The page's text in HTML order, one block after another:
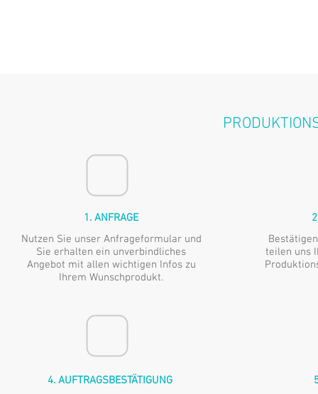
1. ANFRAGE
Nutzen Sie unser Anfrageformular und
Sie erhalten ein unverbindliches
Angebot mit allen wichtigen Infos zu
Ihrem Wunschprodukt.
4. AUFTRAGSBESTÄTIGUNG
teilen uns